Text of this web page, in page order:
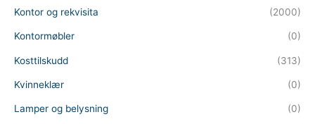
Kontor og rekvisita (2000)
Kontormøbler (0)
Kosttilskudd (313)
Kvinneklær (0)
Lamper og belysning (0)